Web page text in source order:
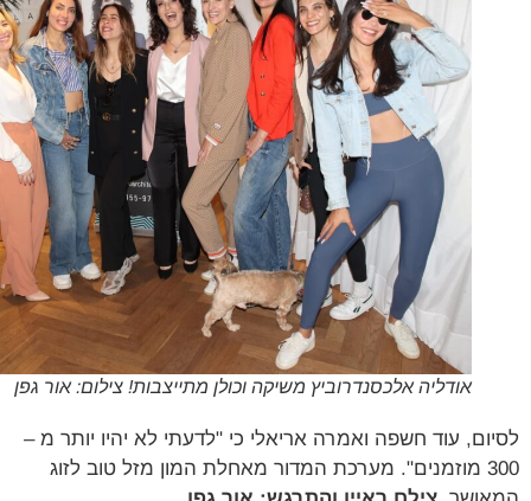
אודליה אלכסנדרוביץ משיקה וכולן מתייצבות! צילום: אור גפן
עוד חשפה ואמרה אריאלי כי "לדעתי לא יהיו יותר מ –
300 מוזמנים". מערכת המדור מאחלת המון מזל טוב לזוג